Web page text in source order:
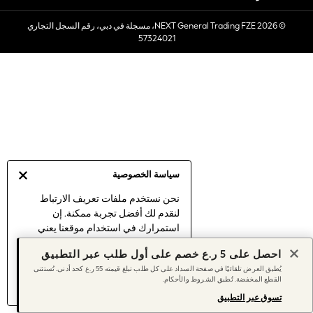
سياسة الخصوصية
نحن نستخدم ملفات تعريف الارتباط
لنقدم لك أفضل تجربة ممكنة. إن
استمرارك في استخدام موقعنا يعني
الارتباط.
اكتشف المزيد عن إدارة إعدادات ملفات
تعريف الارتباط (الكوكيز).
Sets & Outfits
Linen Collection
Women's Holiday Shop
Women's Travel Styles
Linen Collection
Tops & T-Shirts
Cover Ups & Kaftans
Sandals
Swimwear
© 2026 NEXT General Trading FZE، مسجلة في دبي، رقم السجل التجاري
57324021
احصل على 5 ر.ع خصم على أول طلب عبر التطبيق
يُطبق العرض تلقائيًا في صفحة السداد على كل طلب تبلغ قيمته 55 ر.ع كحد أدنى. تُستثنى
القطع المخفضة. تُطبق الشروط والأحكام.
تسوق عبر التطبيق